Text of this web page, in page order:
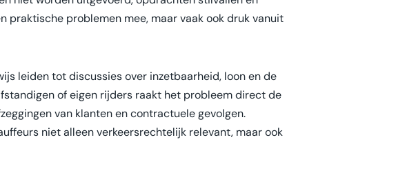
praktische problemen mee, maar vaak ook druk vanuit
leiden tot discussies over inzetbaarheid, loon en de
of eigen rijders raakt het probleem direct de
van klanten en contractuele gevolgen.
niet alleen verkeersrechtelijk relevant, maar ook